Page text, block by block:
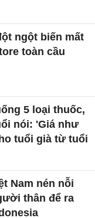
ngột biến mất
toàn cầu
5 loại thuốc,
nói: 'Giá như
tuổi già từ tuổi
Nam nén nỗi
thân để ra